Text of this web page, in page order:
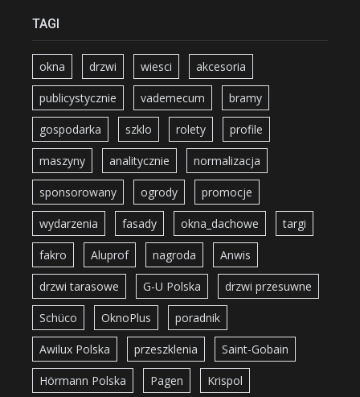
TAGI
okna drzwi wiesci akcesoria
publicystycznie vademecum bramy
gospodarka szklo rolety profile
maszyny analitycznie normalizacja
sponsorowany ogrody promocje
wydarzenia fasady okna_dachowe targi
fakro Aluprof nagroda Anwis
drzwi tarasowe G-U Polska drzwi przesuwne
Schüco OknoPlus poradnik
Awilux Polska przeszklenia Saint-Gobain
Hörmann Polska Pagen Krispol